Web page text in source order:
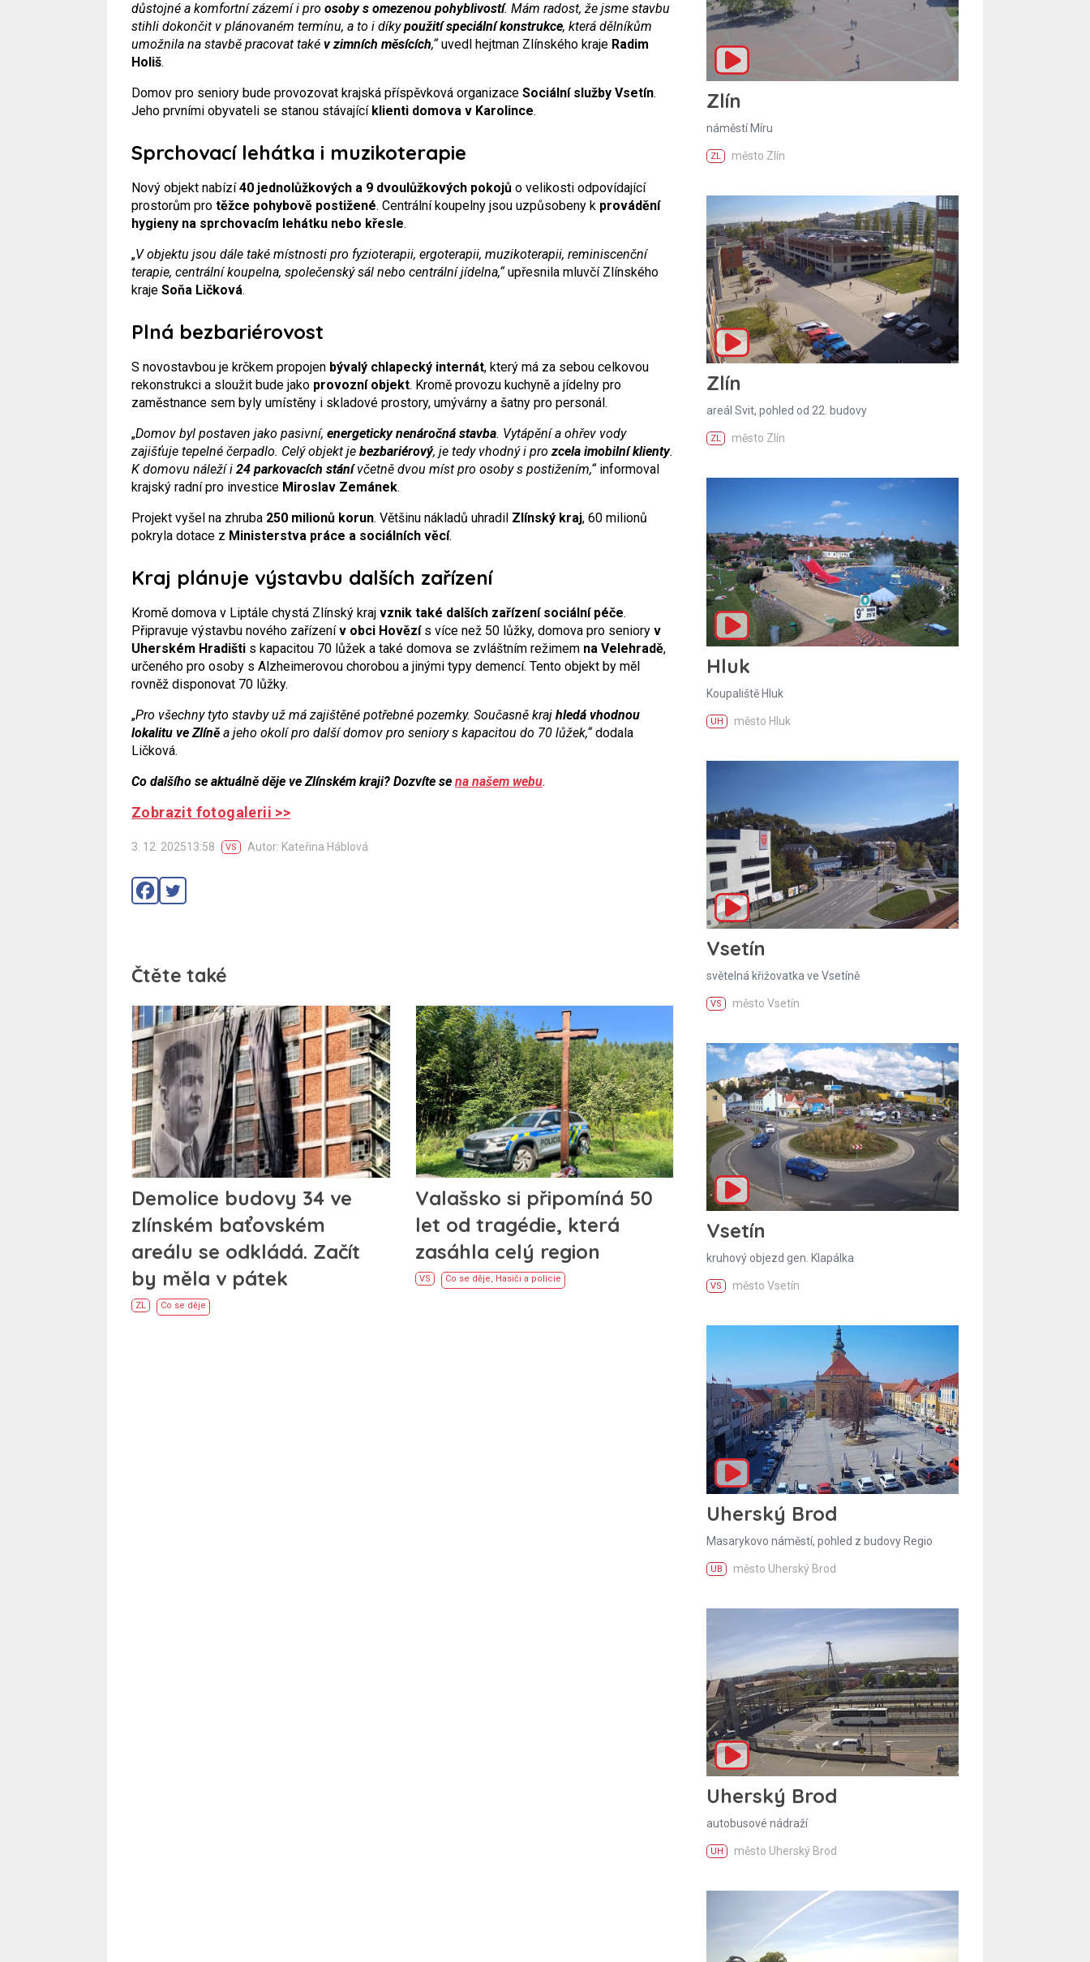
důstojné a komfortní zázemí i pro osoby s omezenou pohyblivostí. Mám radost, že jsme stavbu
stihli dokončit v plánovaném termínu, a to i díkypoužití speciální konstrukce, která dělníkům
umožnila na stavbě pracovat také v zimních měsících,“uvedl hejtman Zlínského kraje Radim
Holiš.
Domov pro seniory bude provozovat krajská příspěvková organizace Sociální služby Vsetín.
Jeho prvními obyvateli se stanou stávající klienti domova v Karolince.
Sprchovací lehátka i muzikoterapie
Nový objekt nabízí40 jednolůžkových a 9 dvoulůžkových pokojů o velikosti odpovídající
prostorům pro těžce pohybově postižené. Centrální koupelny jsou uzpůsobeny k provádění
hygieny na sprchovacím lehátku nebo křesle.
„V objektu jsou dále také místnosti pro fyzioterapii, ergoterapii, muzikoterapii, reminiscenční
terapie, centrální koupelna, společenský sál nebo centrální jídelna,“upřesnila mluvčí Zlínského
kraje Soňa Ličková.
Plná bezbariérovost
S novostavbou je krčkem propojen bývalý chlapecký internát, který má za sebou celkovou
rekonstrukci a sloužit bude jako provozní objekt. Kromě provozu kuchyně a jídelny pro
zaměstnance sem byly umístěny i skladové prostory, umývárny a šatny pro personál.
„Domov byl postaven jako pasivní, energeticky nenáročná stavba. Vytápění a ohřev vody
zajišťuje tepelné čerpadlo. Celý objekt je bezbariérový, je tedy vhodný i prozcela imobilní klienty.
K domovu náleží i 24 parkovacích stánívčetně dvou míst pro osoby s postižením,“informoval
krajský radní pro investice Miroslav Zemánek.
Projekt vyšel na zhruba 250 milionů korun. Většinu nákladů uhradil Zlínský kraj, 60 milionů
pokryla dotace z Ministerstva práce a sociálních věcí.
Kraj plánuje výstavbu dalších zařízení
Kromě domova v Liptále chystá Zlínský kraj vznik také dalších zařízení sociální péče.
Připravuje výstavbu nového zařízenív obci Hovězís více než 50 lůžky, domova pro seniory v
Uherském Hradišti s kapacitou 70 lůžek a také domova se zvláštním režimem na Velehradě,
určeného pro osoby s Alzheimerovou chorobou a jinými typy demencí. Tento objekt by měl
rovněž disponovat 70 lůžky.
„Pro všechny tyto stavby už má zajištěné potřebné pozemky. Současně kraj hledá vhodnou
lokalitu ve Zlíně a jeho okolí pro další domov pro seniory s kapacitou do 70 lůžek,“dodala
Ličková.
Co dalšího se aktuálně děje ve Zlínském kraji? Dozvíte se na našem webu.
Zobrazit fotogalerii >>
3. 12. 202513:58 VS Autor: Kateřina Háblová
Čtěte také
Demolice budovy 34 ve
zlínském baťovském
areálu se odkládá. Začít
by měla v pátek
ZL Co se děje
Valašsko si připomíná 50
let od tragédie, která
zasáhla celý region
VS Co se děje, Hasiči a policie
Zlín
náměstí Míru
ZL město Zlín
Zlín
areál Svit, pohled od 22. budovy
ZL město Zlín
Hluk
Koupaliště Hluk
UH město Hluk
Vsetín
světelná křižovatka ve Vsetíně
VS město Vsetín
Vsetín
kruhový objezd gen. Klapálka
VS město Vsetín
Uherský Brod
Masarykovo náměstí, pohled z budovy Regio
UB město Uherský Brod
Uherský Brod
autobusové nádraží
UH město Uherský Brod